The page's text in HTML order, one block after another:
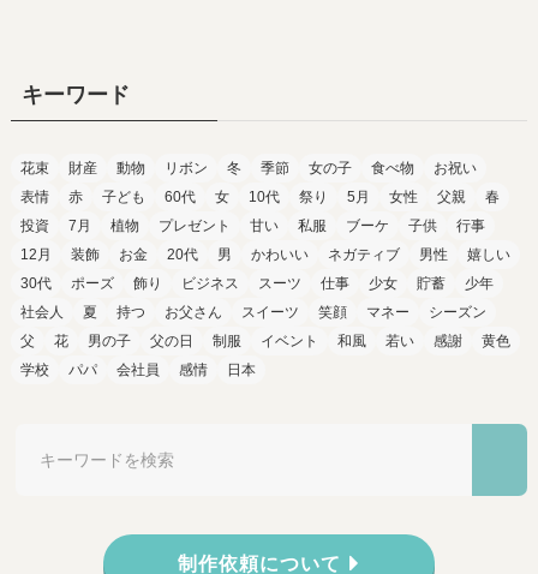
キーワード
花束 財産 動物 リボン 冬 季節 女の子 食べ物
お祝い
表情
赤 子ども 60代 女 10代 祭り 5月 女性 父親
春
投資
7月 植物 プレゼント 甘い 私服 ブーケ 子供
行事
12月
装飾 お金 20代 男 かわいい ネガティブ 男性
嬉しい
30代
ポーズ 飾り ビジネス スーツ 仕事 少女 貯蓄
少年
社会人
夏 持つ お父さん スイーツ 笑顔 マネー
シーズン
父
花 男の子 父の日 制服 イベント 和風 若い 感謝
黄色
学校
パパ 会社員 感情 日本
制作依頼について